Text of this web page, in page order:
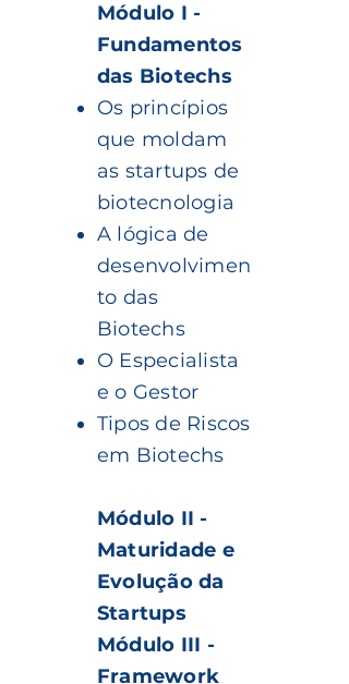
Módulo I -
Fundamentos
das Biotechs
Os princípios
que moldam
as startups de
biotecnologia
A lógica de
desenvolvimen
to das
Biotechs
O Especialista
e o Gestor
Tipos de Riscos
em Biotechs
Módulo II -
Maturidade e
Evolução da
Startups
Módulo III -
Framework